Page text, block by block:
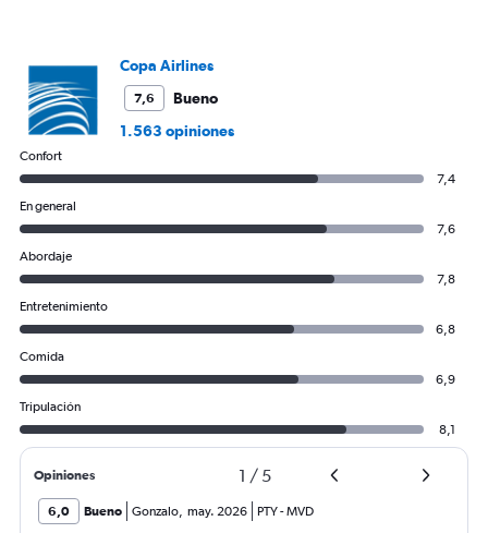
Copa Airlines
7,6
Bueno
1.563 opiniones
Confort
7,4
En general
7,6
Abordaje
7,8
Entretenimiento
6,8
Comida
6,9
Tripulación
8,1
Opiniones 1 / 5
6,0 Bueno Gonzalo, may. 2026 PTY-MVD